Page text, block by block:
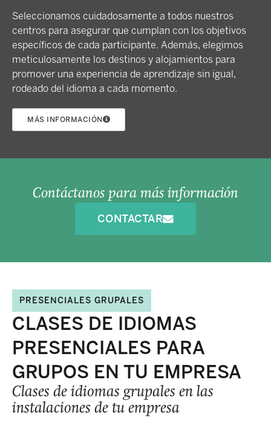
Seleccionamos cuidadosamente a todos nuestros
centros para asegurar que cumplan con los objetivos
específicos de cada participante. Además, elegimos
meticulosamente los destinos y alojamientos para
promover una experiencia de aprendizaje sin igual,
rodeado del idioma a cada momento.
MÁS INFORMACIÓN
Contáctanos para más información
CONTACTAR
PRESENCIALES GRUPALES
CLASES DE IDIOMAS
PRESENCIALES PARA
GRUPOS EN TU EMPRESA
Clases de idiomas grupales en las
instalaciones de tu empresa